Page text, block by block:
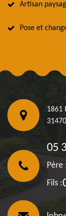
Artisan
Pose et
1861
05
Père
Fils :